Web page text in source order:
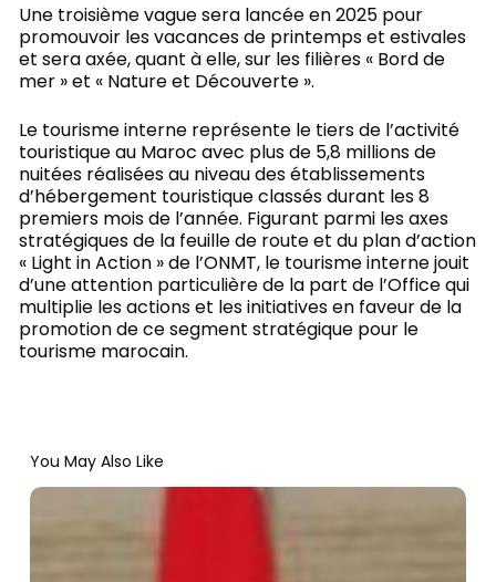
Une troisième vague sera lancée en 2025 pour
promouvoir les vacances de printemps et estivales
et sera axée, quant à elle, sur les filières « Bord de
mer » et « Nature et Découverte ».
Le tourisme interne représente le tiers de l’activité
touristique au Maroc avec plus de 5,8 millions de
nuitées réalisées au niveau des établissements
d’hébergement touristique classés durant les 8
premiers mois de l’année. Figurant parmi les axes
stratégiques de la feuille de route et du plan d’action
« Light in Action » de l’ONMT, le tourisme interne jouit
d’une attention particulière de la part de l’Office qui
multiplie les actions et les initiatives en faveur de la
promotion de ce segment stratégique pour le
tourisme marocain.
You May Also Like